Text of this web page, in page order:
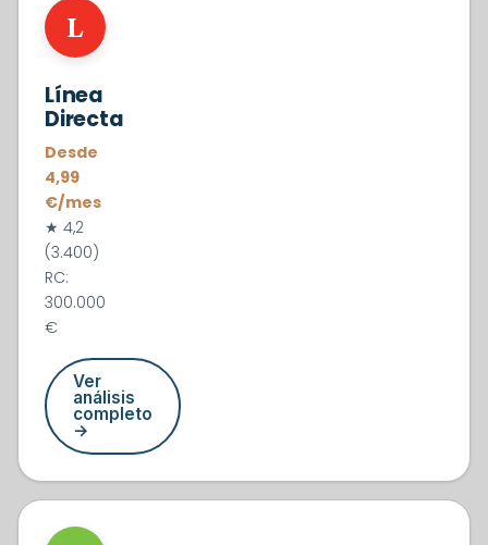
#3
L
Línea
Directa
Desde
4,99
€/mes
★ 4,2
(3.400)
RC:
300.000
€
Ver
análisis
completo
→